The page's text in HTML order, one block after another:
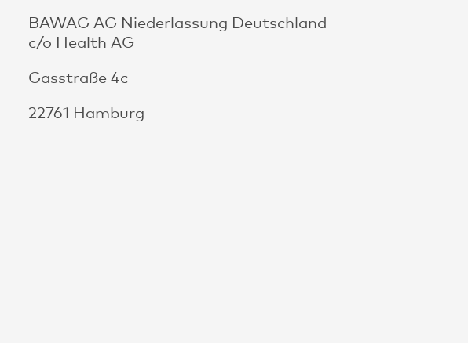
BAWAG AG Niederlassung Deutschland
c/o Health AG
Gasstraße 4c
22761 Hamburg